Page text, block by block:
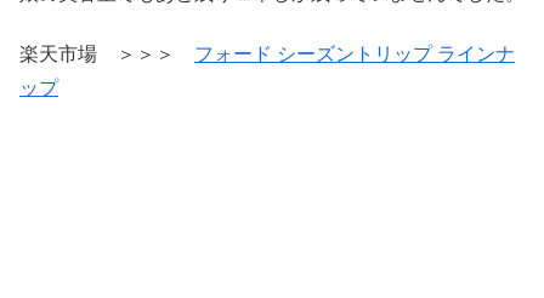
楽天市場 ＞＞＞ フォード シーズントリップ ラインナ
ップ